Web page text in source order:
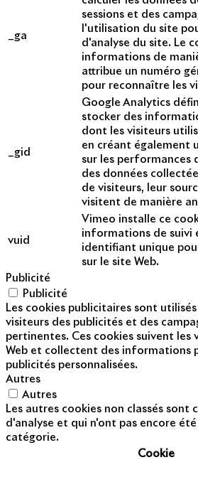
_ga
sessions et des
l'utilisation du site
d'analyse du site. Le
informations de
attribue un numéro
pour reconnaître les
_gid
Google Analytics
stocker des
dont les visiteurs
en créant également
sur les performances
des données
de visiteurs, leur
visitent de manière
vuid
Vimeo installe ce
informations de suivi
identifiant unique
sur le site Web.
Publicité
Publicité
Les cookies publicitaires sont
visiteurs des publicités et des
pertinentes. Ces cookies suivent les
Web et collectent des informations
publicités personnalisées.
Autres
Autres
Les autres cookies non classés sont
d'analyse et qui n'ont pas encore été
catégorie.
Cookie